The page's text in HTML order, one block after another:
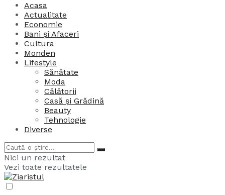
Acasa
Actualitate
Economie
Bani și Afaceri
Cultura
Monden
Lifestyle
Sănătate
Moda
Călătorii
Casă și Grădină
Beauty
Tehnologie
Diverse
Nici un rezultat
Vezi toate rezultatele